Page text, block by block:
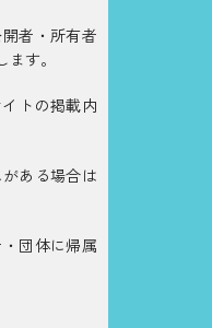
者・所有者
す。
トの掲載内
ある場合は
団体に帰属